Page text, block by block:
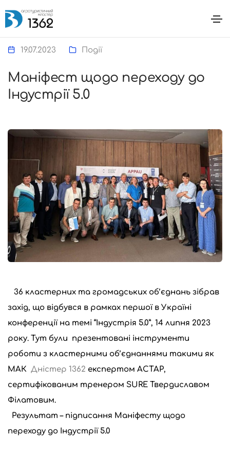
19.07.2023 Події
Маніфест щодо переходу до
Індустрії 5.0
36 кластерних та громадських об’єднань зібрав
захід, що відбувся в рамках першої в Україні
конференції на темі “Індустрія 5.0”, 14 липня 2023
року. Тут були презентовані інструменти
роботи з кластерними об’єднаннями такими як
МАК Дністер 1362 експертом АСТАР,
сертифікованим тренером SURE Твердиславом
Філатовим.
Результат – підписання Маніфесту щодо
переходу до Індустрії 5.0